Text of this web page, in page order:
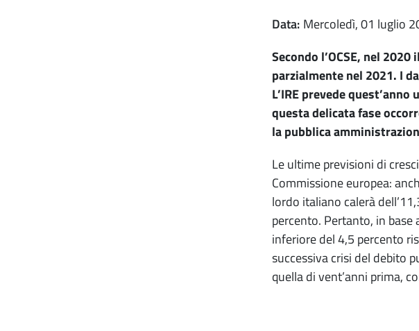
Data
mercoledì, 01 luglio
Secondo l’OCSE, nel
parzialmente nel 2021. I
L’IRE prevede
questa delicata fase
la pubblica
Le ultime previsioni di
Commissione europea:
lordo italiano calerà
percento. Pertanto, in
inferiore del 4,5 percento
successiva crisi del debito
quella di vent’anni prima,